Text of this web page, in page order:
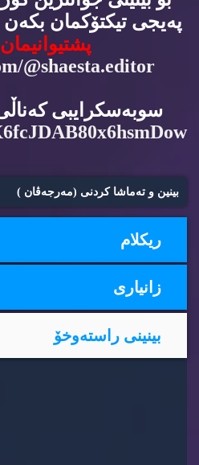
په‌یجی تیكتۆكمان
@shaesta.editor
سوبه‌سكرایبی
بینین و ته‌ماشا كردنی (مه‌رجه‌ڤان )
ریكلام
زانیاری
بینینی راسته‌وخۆ